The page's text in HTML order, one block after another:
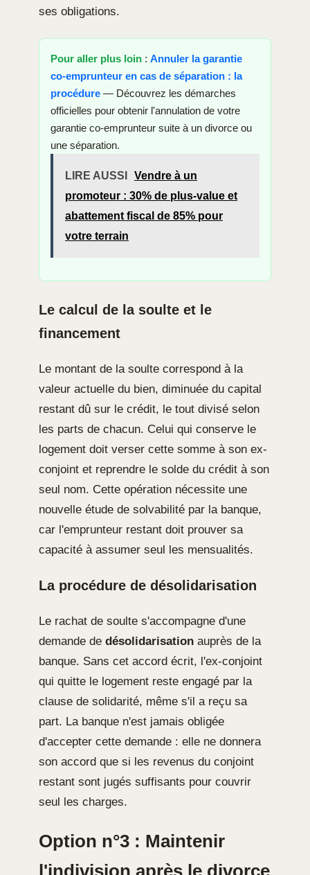
ses obligations.
Pour aller plus loin : Annuler la garantie
co-emprunteur en cas de séparation : la
procédure — Découvrez les démarches
officielles pour obtenir l'annulation de votre
garantie co-emprunteur suite à un divorce ou
une séparation.
LIRE AUSSI
Vendre à un
promoteur : 30% de plus-value et
abattement fiscal de 85% pour
votre terrain
Le calcul de la soulte et le
financement
Le montant de la soulte correspond à la
valeur actuelle du bien, diminuée du capital
restant dû sur le crédit, le tout divisé selon
les parts de chacun. Celui qui conserve le
logement doit verser cette somme à son ex-
conjoint et reprendre le solde du crédit à son
seul nom. Cette opération nécessite une
nouvelle étude de solvabilité par la banque,
car l'emprunteur restant doit prouver sa
capacité à assumer seul les mensualités.
La procédure de désolidarisation
Le rachat de soulte s'accompagne d'une
demande de désolidarisation auprès de la
banque. Sans cet accord écrit, l'ex-conjoint
qui quitte le logement reste engagé par la
clause de solidarité, même s'il a reçu sa
part. La banque n'est jamais obligée
d'accepter cette demande : elle ne donnera
son accord que si les revenus du conjoint
restant sont jugés suffisants pour couvrir
seul les charges.
Option n°3 : Maintenir
l'indivision après le divorce